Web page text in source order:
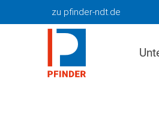
zu pfinder-ndt.de